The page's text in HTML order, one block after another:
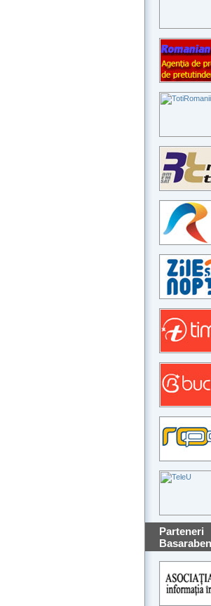
Parteneri